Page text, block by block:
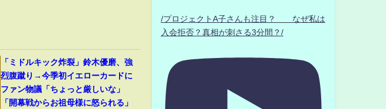
「ミドルキック炸裂」鈴木優磨、強
烈腹蹴り→今季初イエローカードに
ファン物議「ちょっと厳しいな」
「開幕戦からお祖母様に怒られる」
/プロジェクトA子さんも注目？ なぜ私は
入会拒否？真相が刺さる3分間？/